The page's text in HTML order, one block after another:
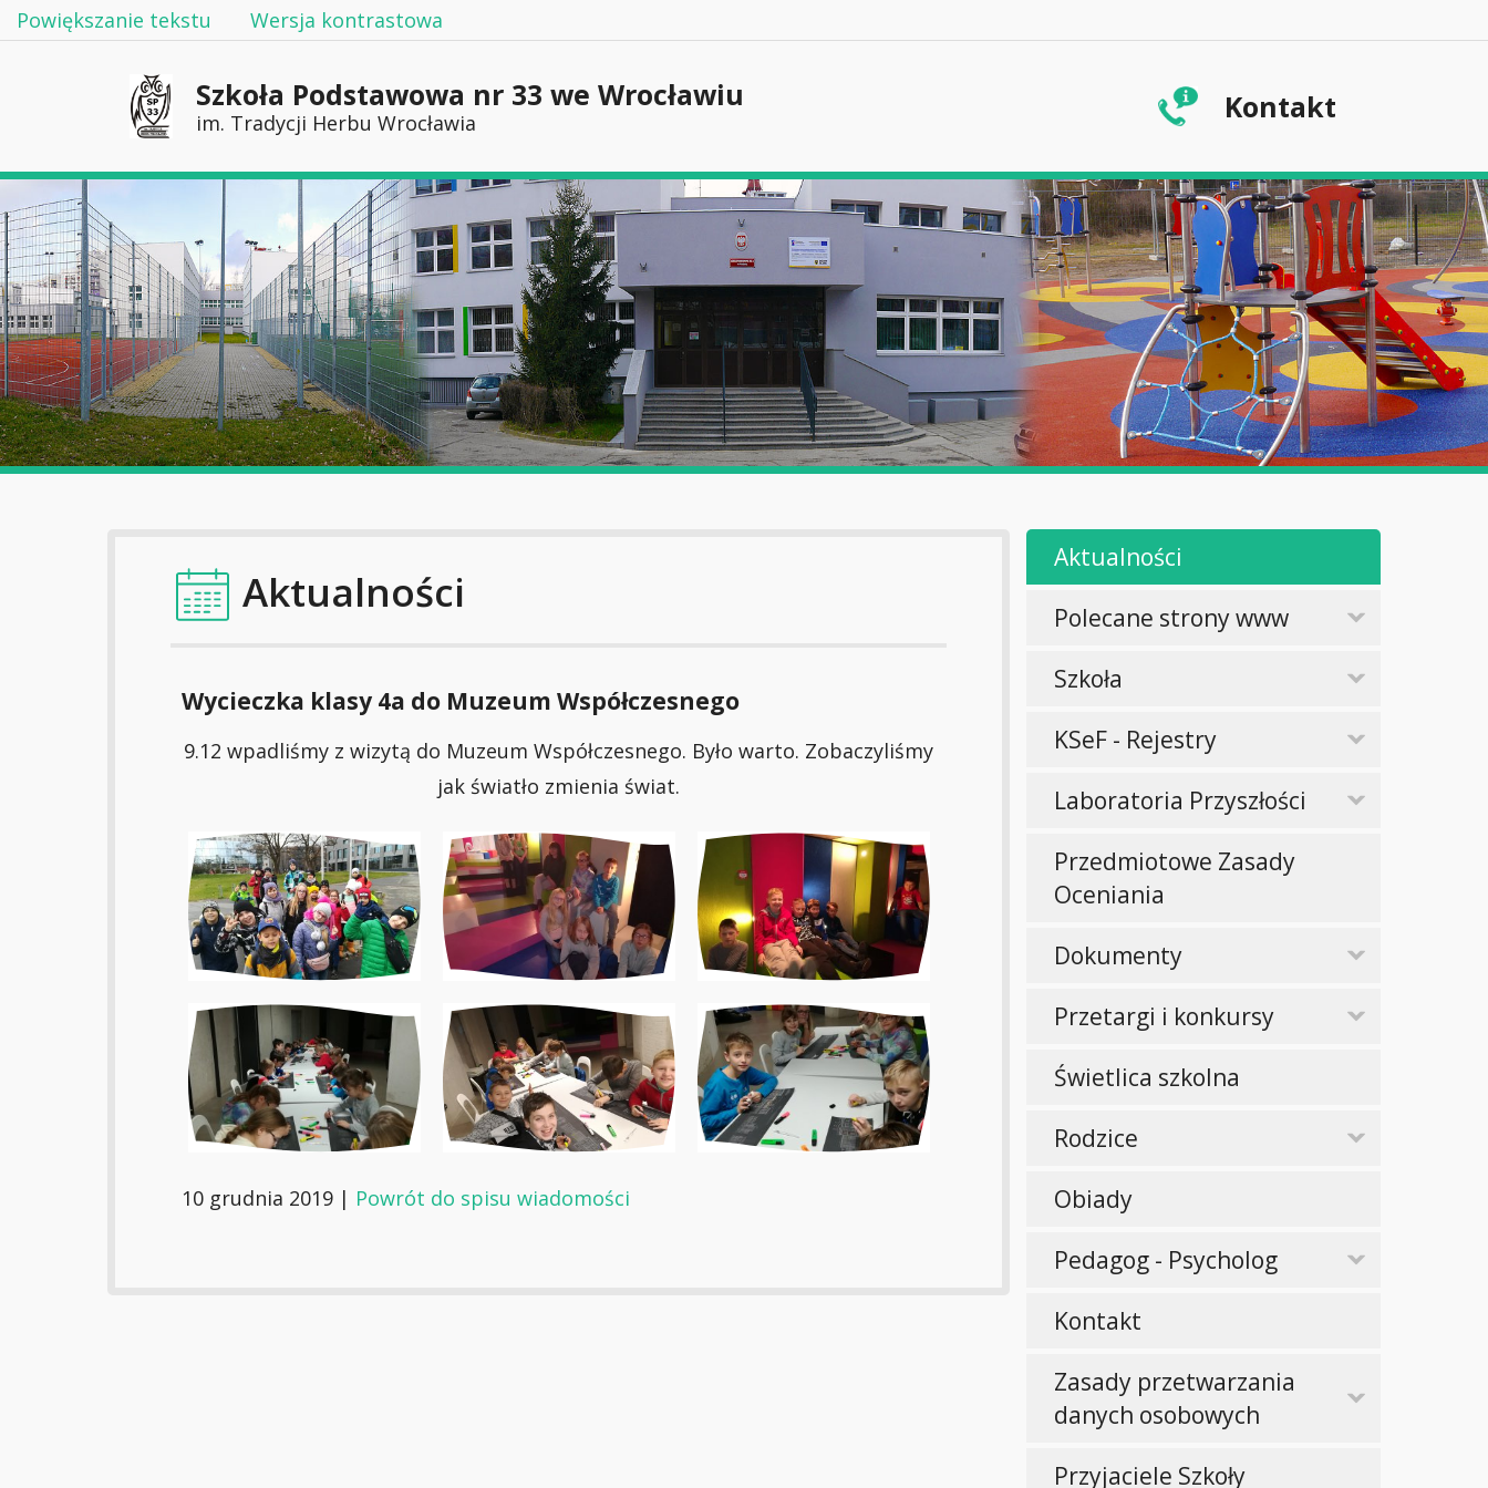
Powiększanie tekstu Wersja kontrastowa
Szkoła Podstawowa nr 33 we Wrocławiu
im. Tradycji Herbu Wrocławia Kontakt
Aktualności
Polecane strony www
Szkoła
KSeF - Rejestry
Laboratoria Przyszłości
Przedmiotowe Zasady
Oceniania
Dokumenty
Przetargi i konkursy
Świetlica szkolna
Rodzice
Obiady
Pedagog - Psycholog
Kontakt
Zasady przetwarzania
danych osobowych
Przyjaciele Szkoły
Aktualności
Wycieczka klasy 4a do Muzeum Współczesnego
9.12 wpadliśmy z wizytą do Muzeum Współczesnego. Było warto. Zobaczyliśmy
jak światło zmienia świat.
10 grudnia 2019 | Powrót do spisu wiadomości